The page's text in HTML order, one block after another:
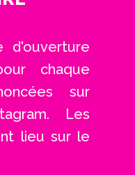
d'ouverture
chaque
sur
Les
lieu sur le